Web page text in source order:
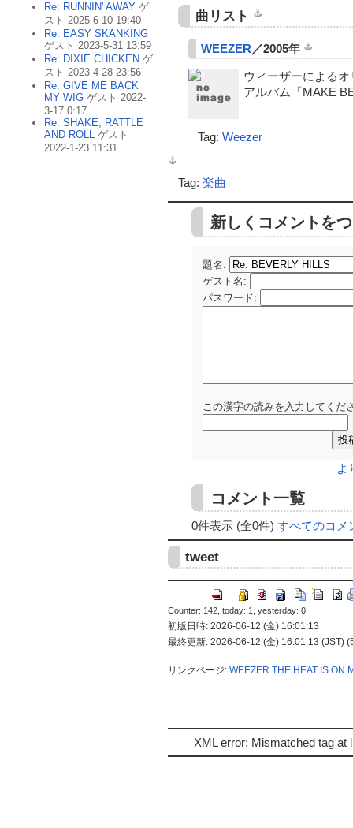
曲リスト
WEEZER／2005年
ウィーザーによる
アルバム「MAKE
Tag:Weezer
Tag: 楽曲
新しくコメントを
題名:
ゲスト名 :
パスワード:
この漢字の読みを入力してくだ
よ
コメント一覧
0件表示 (全0件) すべてのコメ
tweet
Counter: 142, today: 1, yesterday: 0
初版日時: 2026-06-12 (金) 16:01:13
最終更新: 2026-06-12 (金) 16:01:13 (JST)
リンクページ: WEEZER THE HEAT IS ON
XML error: Mismatched tag at
Re: RUNNIN' AWAY ゲ
スト 2025-6-10 19:40
Re: EASY SKANKING
ゲスト 2023-5-31 13:59
Re: DIXIE CHICKEN ゲ
スト 2023-4-28 23:56
Re: GIVE ME BACK
MY WIG ゲスト 2022-
3-17 0:17
Re: SHAKE, RATTLE
AND ROLL ゲスト
2022-1-23 11:31